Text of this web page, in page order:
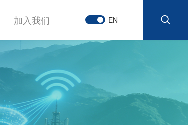
加入我们 EN